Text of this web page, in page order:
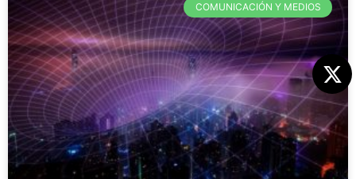
COMUNICACIÓN Y MEDIOS